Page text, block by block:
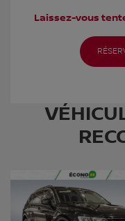
Laissez-vous